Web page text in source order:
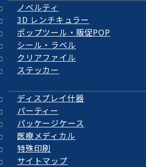
ノベルティ
3D レンチキュラー
ポップツール・販促POP
シール・ラベル
クリアファイル
ステッカー
ディスプレイ什器
パーティー
パッケージケース
医療メディカル
特殊印刷
サイトマップ